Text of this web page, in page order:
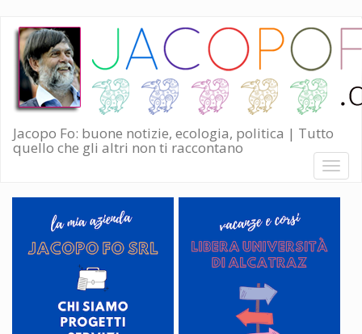
Salta
contenuto
principale
Jacopo Fo: buone notizie, ecologia, politica | Tutto
quello che gli altri non ti raccontano
Toggle